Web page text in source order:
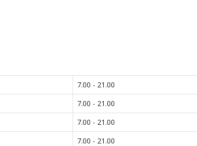
7.00 - 21.00
7.00 - 21.00
7.00 - 21.00
7.00 - 21.00